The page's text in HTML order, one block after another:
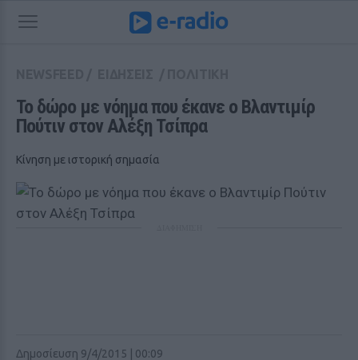
Το δώρο με νόημα που έκανε ο Βλαντιμίρ
Πούτιν στον Αλέξη Τσίπρα
Κίνηση με ιστορική σημασία
Δημοσίευση 9/4/2015 | 00:09